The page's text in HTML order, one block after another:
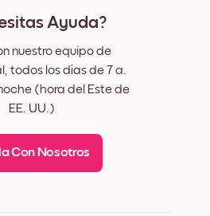
Ayuda?
nuestro equipo de
todos los días de 7 a.
(hora del Este de
EE. UU.)
Con Nosotros